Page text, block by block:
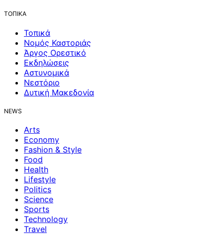
ΤΟΠΙΚΑ
Τοπικά
Νομός Καστοριάς
Άργος Ορεστικό
Εκδηλώσεις
Αστυνομικά
Νεστόριο
Δυτική Μακεδονία
NEWS
Arts
Economy
Fashion & Style
Food
Health
Lifestyle
Politics
Science
Sports
Technology
Travel